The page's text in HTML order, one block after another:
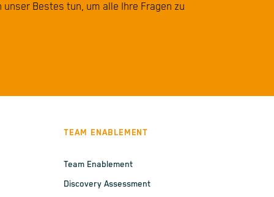
Bestes tun, um alle Ihre Fragen zu
TEAM ENABLEMENT
Team Enablement
Discovery Assessment